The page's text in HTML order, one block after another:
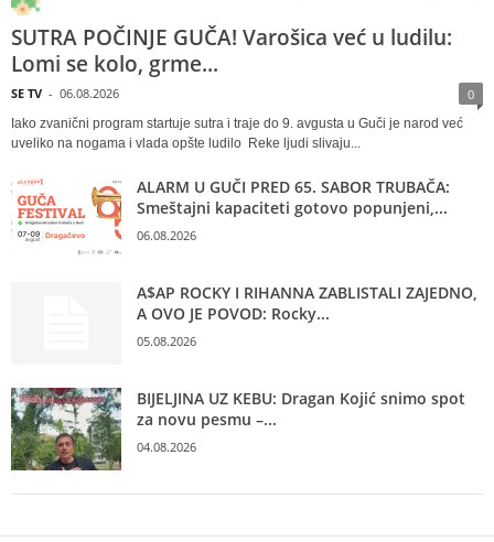
SUTRA POČINJE GUČA! Varošica već u ludilu:
Lomi se kolo, grme...
SE TV - 06.08.2026 0
Iako zvanični program startuje sutra i traje do 9. avgusta u Guči je narod već
uveliko na nogama i vlada opšte ludilo Reke ljudi slivaju...
ALARM U GUČI PRED 65. SABOR TRUBAČA:
Smeštajni kapaciteti gotovo popunjeni,...
06.08.2026
A$AP ROCKY I RIHANNA ZABLISTALI ZAJEDNO,
A OVO JE POVOD: Rocky...
05.08.2026
BIJELJINA UZ KEBU: Dragan Kojić snimo spot
za novu pesmu –...
04.08.2026